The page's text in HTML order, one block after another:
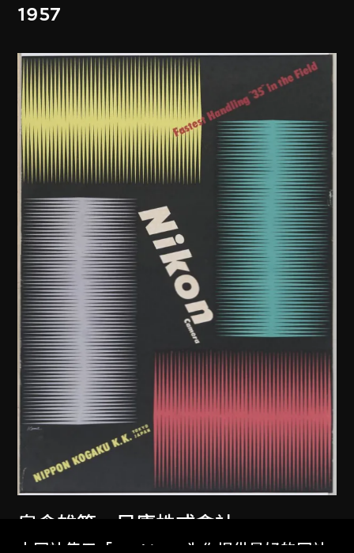
1957
龜倉雄策
尼康株式會社